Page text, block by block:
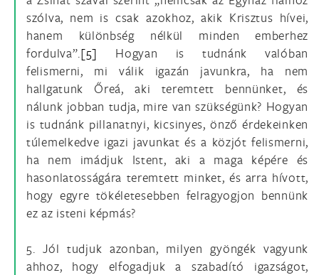
szólva, nem is csak azokhoz, akik Krisztus hívei,
hanem különbség nélkül minden emberhez
fordulva”.[5] Hogyan is tudnánk valóban
felismerni, mi válik igazán javunkra, ha nem
hallgatunk Őreá, aki teremtett bennünket, és
nálunk jobban tudja, mire van szükségünk? Hogyan
is tudnánk pillanatnyi, kicsinyes, önző érdekeinken
túlemelkedve igazi javunkat és a közjót felismerni,
ha nem imádjuk Istent, aki a maga képére és
hasonlatosságára teremtett minket, és arra hívott,
hogy egyre tökéletesebben felragyogjon bennünk
ez az isteni képmás?
5. Jól tudjuk azonban, milyen gyöngék vagyunk
ahhoz, hogy elfogadjuk a szabadító igazságot,